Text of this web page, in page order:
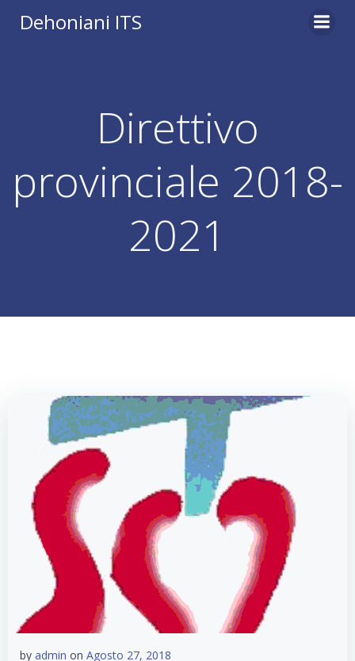
Dehoniani ITS
Direttivo
provinciale 2018-
2021
by admin on Agosto 27, 2018